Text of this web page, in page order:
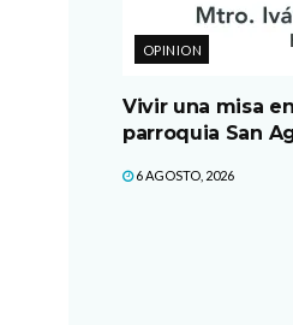
OPINION
Vivir una misa
parroquia San
6 AGOSTO, 2026